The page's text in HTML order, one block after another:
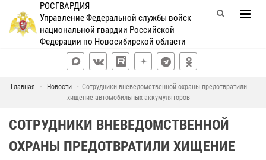
РОСГВАРДИЯ
Управление Федеральной службы войск
национальной гвардии Российской
Федерации по Новосибирской области
Главная Новости
Сотрудники вневедомственной охраны предотвратили
хищение автомобильных аккумуляторов
СОТРУДНИКИ ВНЕВЕДОМСТВЕННОЙ
ОХРАНЫ ПРЕДОТВРАТИЛИ ХИЩЕНИЕ